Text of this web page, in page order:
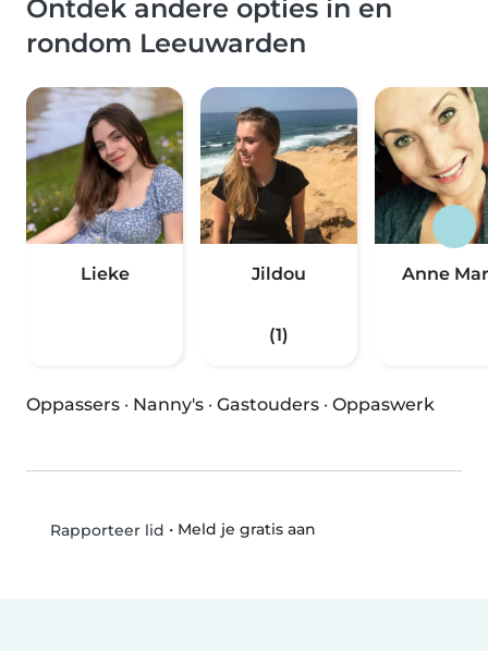
Ontdek andere opties in en
rondom Leeuwarden
Lieke Jildou
(1)
Anne
Oppassers · Nanny's · Gastouders · Oppaswerk
Rapporteer lid • Meld je gratis aan